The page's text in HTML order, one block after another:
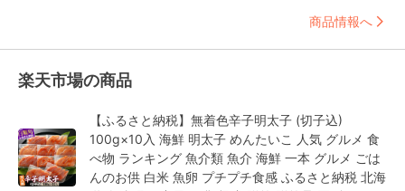
商品情報へ
楽天市場の商品
【ふるさと納税】無着色辛子明太子 (切子込)
100g×10入 海鮮 明太子 めんたいこ 人気 グルメ 食
べ物 ランキング 魚介類 魚介 海鮮 一本 グルメ ごは
んのお供 白米 魚卵 プチプチ食感 ふるさと納税 北海